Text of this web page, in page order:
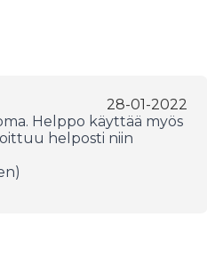
28-01-2022
Helppo käyttää myös
helposti niin